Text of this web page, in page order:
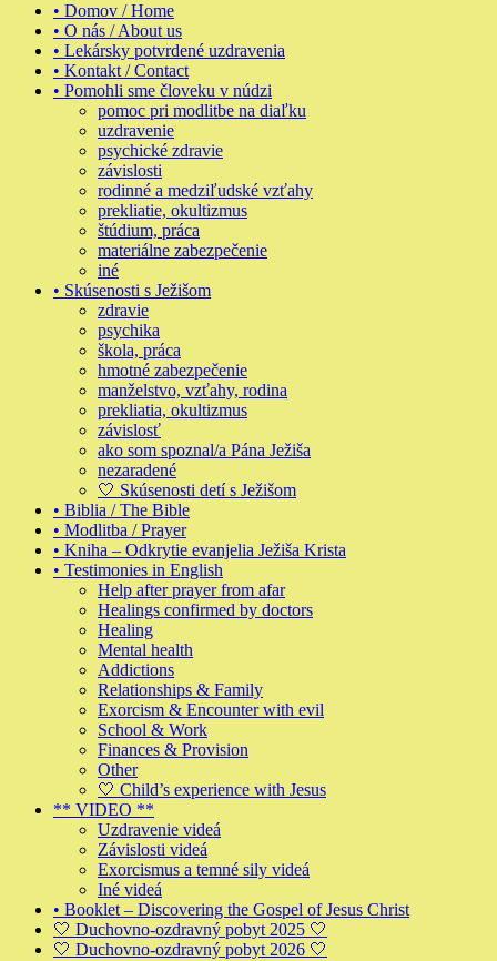
• Domov / Home
• O nás / About us
• Lekársky potvrdené uzdravenia
• Kontakt / Contact
• Pomohli sme človeku v núdzi
pomoc pri modlitbe na diaľku
uzdravenie
psychické zdravie
závislosti
rodinné a medziľudské vzťahy
prekliatie, okultizmus
štúdium, práca
materiálne zabezpečenie
iné
• Skúsenosti s Ježišom
zdravie
psychika
škola, práca
hmotné zabezpečenie
manželstvo, vzťahy, rodina
prekliatia, okultizmus
závislosť
ako som spoznal/a Pána Ježiša
nezaradené
🤍 Skúsenosti detí s Ježišom
• Biblia / The Bible
• Modlitba / Prayer
• Kniha – Odkrytie evanjelia Ježiša Krista
• Testimonies in English
Help after prayer from afar
Healings confirmed by doctors
Healing
Mental health
Addictions
Relationships & Family
Exorcism & Encounter with evil
School & Work
Finances & Provision
Other
🤍 Child’s experience with Jesus
** VIDEO **
Uzdravenie videá
Závislosti videá
Exorcismus a temné sily videá
Iné videá
• Booklet – Discovering the Gospel of Jesus Christ
🤍 Duchovno-ozdravný pobyt 2025 🤍
🤍 Duchovno-ozdravný pobyt 2026 🤍